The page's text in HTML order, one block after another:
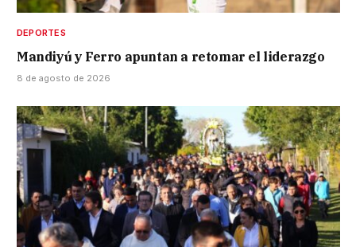
DEPORTES
Mandiyú y Ferro apuntan a retomar el liderazgo
8 de agosto de 2026